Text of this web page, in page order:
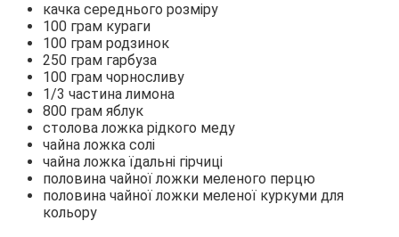
качка середнього розміру
100 грам кураги
100 грам родзинок
250 грам гарбуза
100 грам чорносливу
1/3 частина лимона
800 грам яблук
столова ложка рідкого меду
чайна ложка солі
чайна ложка їдальні гірчиці
половина чайної ложки меленого перцю
половина чайної ложки меленої куркуми для
кольору